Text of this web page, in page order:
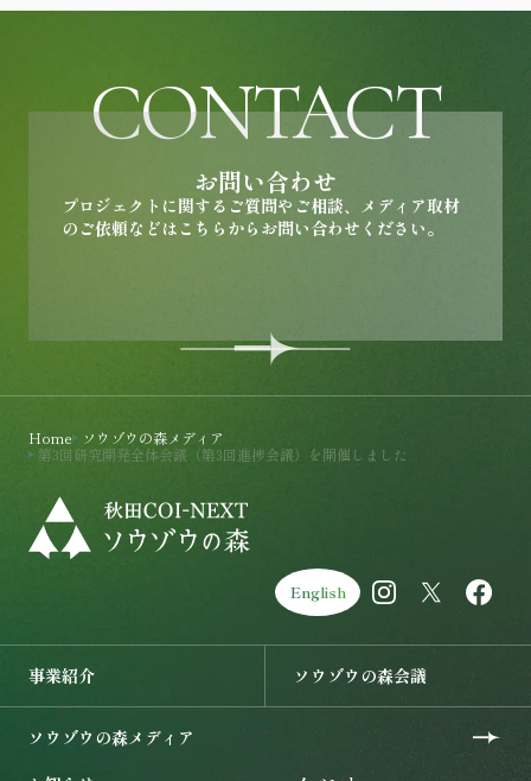
CONTACT
お問い合わせ
プロジェクトに関するご質問やご相談、メディア取材
のご依頼などはこちらからお問い合わせください。
お問い合わせページを開く
Home
ソウゾウの森メディア
第3回研究開発全体会議（第3回進捗会議）を開催しました
English
事業紹介 ソウゾウの森会議
ソウゾウの森メディア